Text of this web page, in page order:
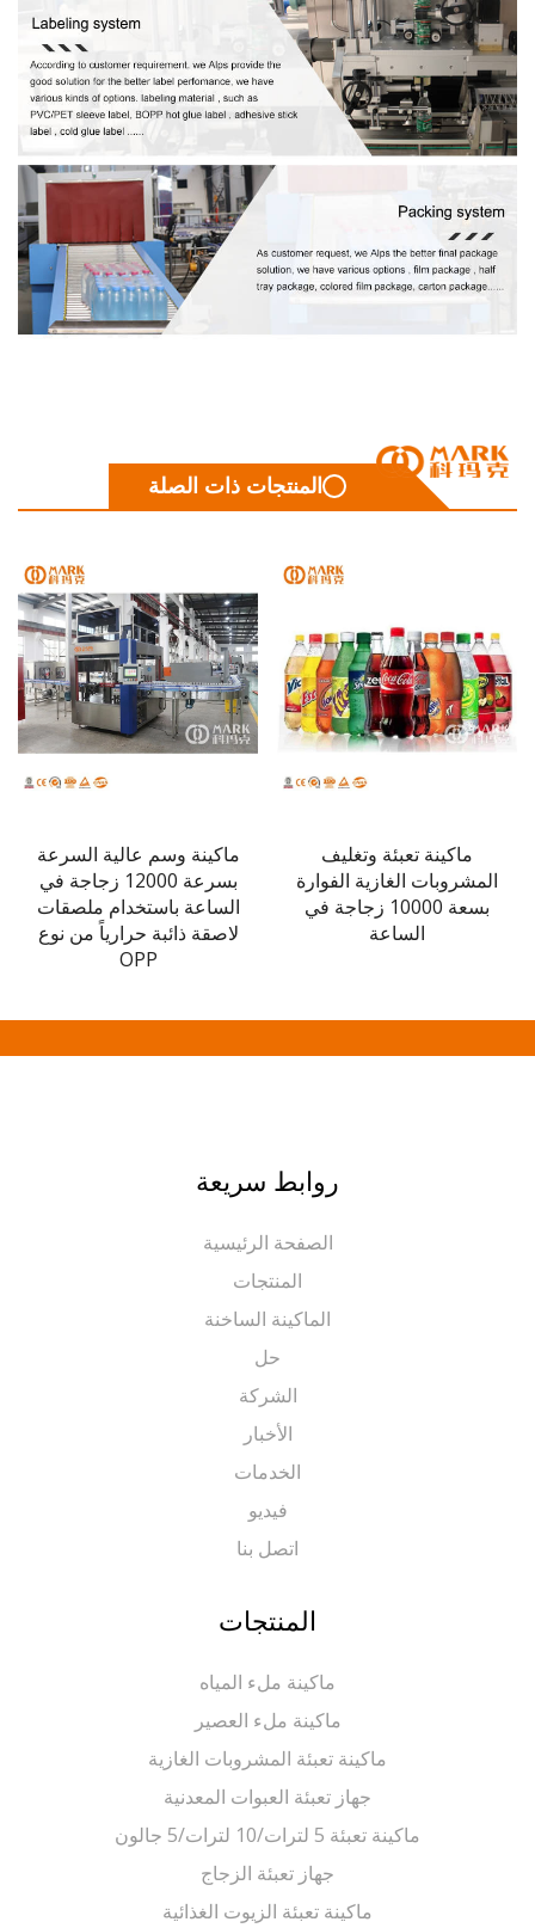
المنتجات ذات الصلة
ماكينة تعبئة وتغليف
الغازية الفوارة
بسعة 10000 زجاجة في
الساعة
ماكينة وسم عالية السرعة
بسرعة 12000 زجاجة في
الساعة باستخدام ملصقات
لاصقة ذائبة حرارياً من نوع
روابط سريعة
الصفحة الرئيسية
المنتجات
الماكينة الساخنة
الشركة
الخدمات
اتصل بنا
المنتجات
ماكينة ملء المياه
ماكينة ملء العصير
ماكينة تعبئة المشروبات الغازية
جهاز تعبئة العبوات المعدنية
ماكينة تعبئة 5 لترات/10 لترات/5 جالون
جهاز تعبئة الزجاج
ماكينة تعبئة الزيوت الغذائية